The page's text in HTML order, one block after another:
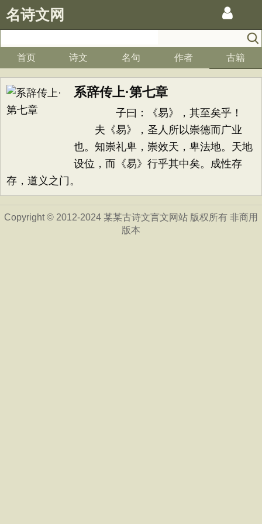
名诗文网
首页 诗文 名句 作者 古籍
系辞传上·第七章
子曰：《易》，其至矣乎！
夫《易》，圣人所以崇德而广业
也。知崇礼卑，崇效天，卑法地。天地
设位，而《易》行乎其中矣。成性存
存，道义之门。
Copyright © 2012-2024 某某古诗文言文网站 版权所有 非商用
版本